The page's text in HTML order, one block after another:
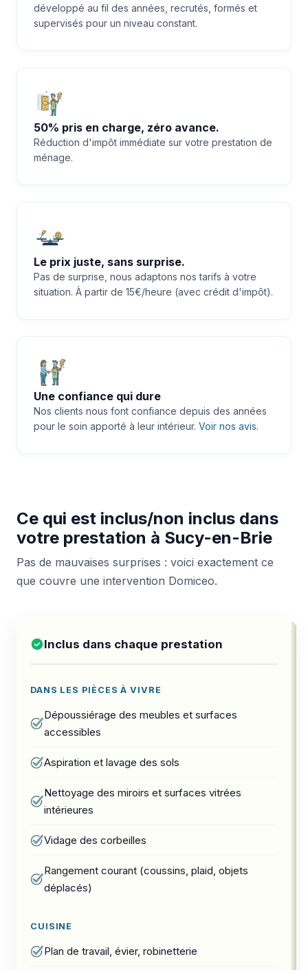
développé au fil des années, recrutés, formés et
supervisés pour un niveau constant.
50% pris en charge, zéro avance.
Réduction d'impôt immédiate sur votre prestation de
ménage.
Le prix juste, sans surprise.
Pas de surprise, nous adaptons nos tarifs à votre
situation. À partir de 15€/heure (avec crédit d'impôt).
Une confiance qui dure
Nos clients nous font confiance depuis des années
pour le soin apporté à leur intérieur. Voir nos avis.
Ce qui est inclus/non inclus dans
votre prestation à Sucy-en-Brie
Pas de mauvaises surprises : voici exactement ce
que couvre une intervention Domiceo.
Inclus dans chaque prestation
DANS LES PIÈCES À VIVRE
Dépoussiérage des meubles et surfaces
accessibles
Aspiration et lavage des sols
Nettoyage des miroirs et surfaces vitrées
intérieures
Vidage des corbeilles
Rangement courant (coussins, plaid, objets
déplacés)
CUISINE
Plan de travail, évier, robinetterie